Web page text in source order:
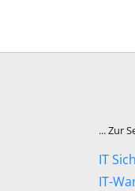
Zur
IT
IT-